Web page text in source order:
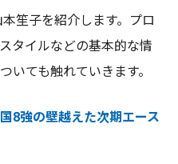
笙子を紹介します。プロ
タイルなどの基本的な情
いても触れていきます。
8強の壁越えた次期エース